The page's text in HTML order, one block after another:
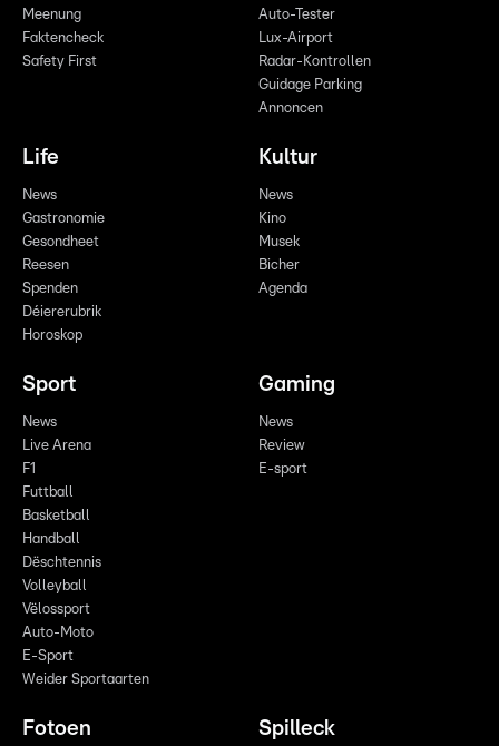
Meenung
Faktencheck
Safety First
Auto-Tester
Lux-Airport
Radar-Kontrollen
Guidage Parking
Annoncen
Life
News
Gastronomie
Gesondheet
Reesen
Spenden
Déiererubrik
Horoskop
Kultur
News
Kino
Musek
Bicher
Agenda
Sport
News
Live Arena
F1
Futtball
Basketball
Handball
Dëschtennis
Volleyball
Vëlossport
Auto-Moto
E-Sport
Weider Sportaarten
Gaming
News
Review
E-sport
Fotoen Spilleck